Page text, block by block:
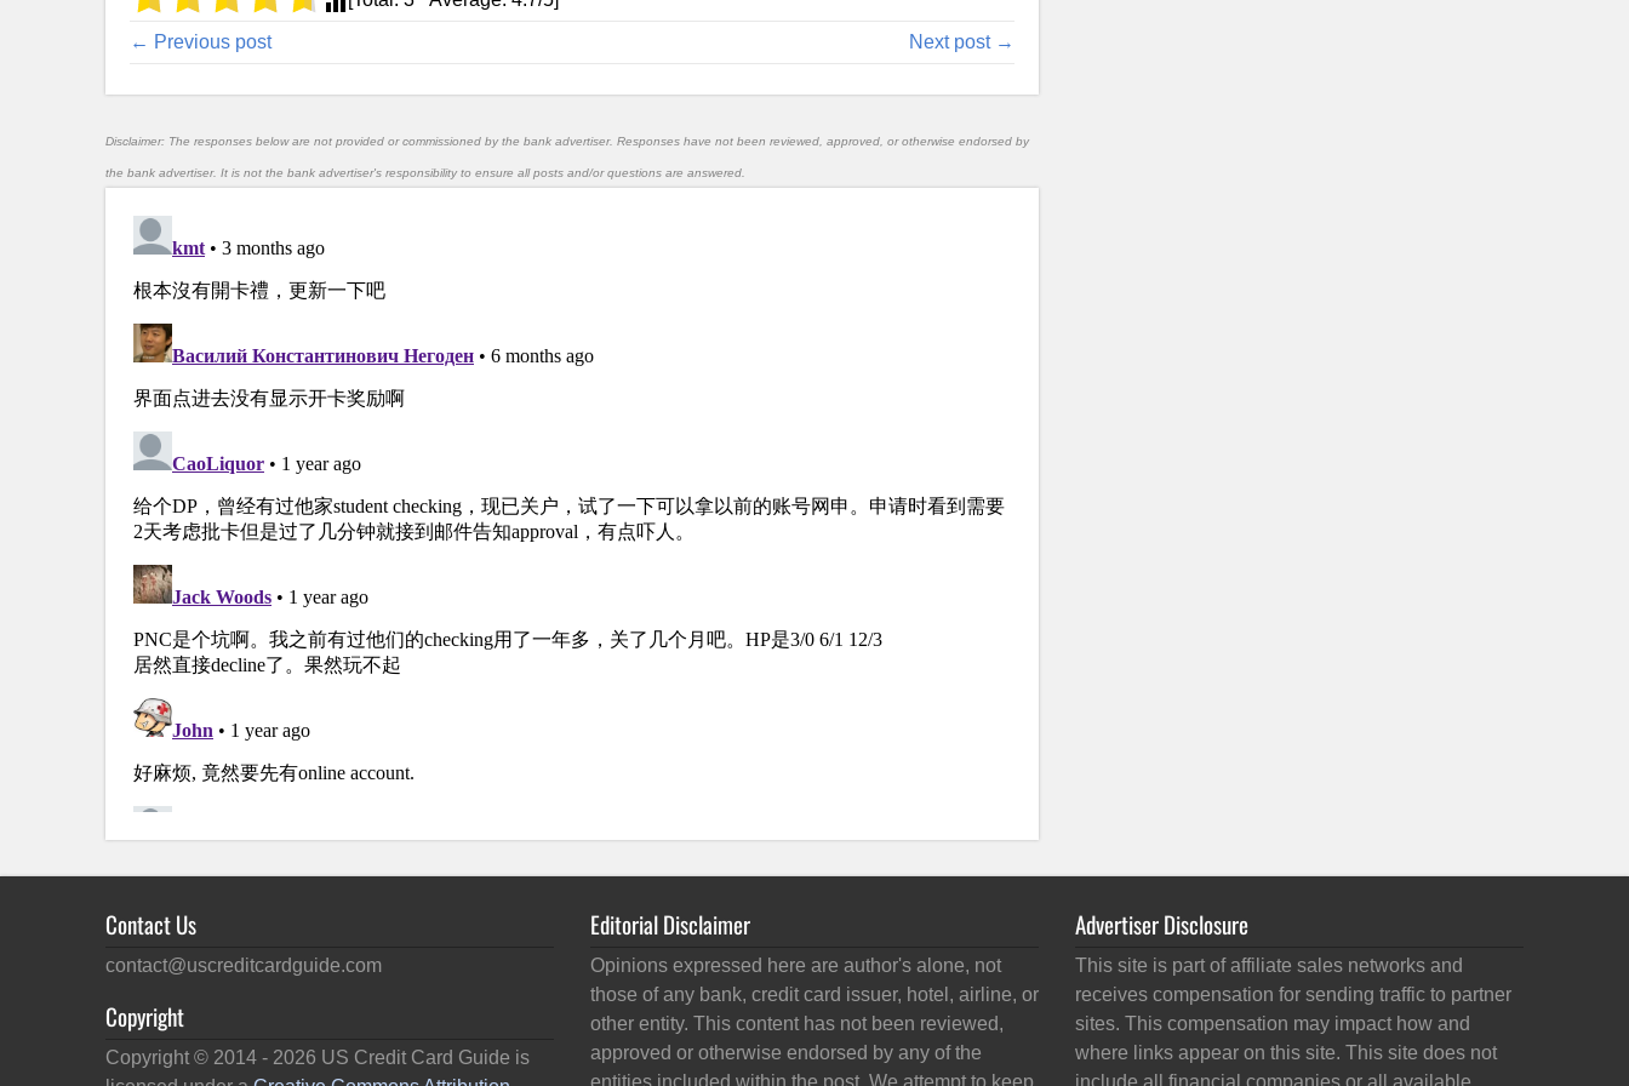
← Previous post Next post →
Disclaimer: The responses below are not provided or commissioned by the bank advertiser. Responses have not been reviewed, approved, or otherwise endorsed by
the bank advertiser. It is not the bank advertiser's responsibility to ensure all posts and/or questions are answered.
Contact Us
contact@uscreditcardguide.com
Copyright
Copyright © 2014 - 2026 US Credit Card Guide is
Editorial Disclaimer
Opinions expressed here are author's alone, not
those of any bank, credit card issuer, hotel, airline, or
other entity. This content has not been reviewed,
approved or otherwise endorsed by any of the
entities included within the post. We attempt to keep
Advertiser Disclosure
This site is part of affiliate sales networks and
receives compensation for sending traffic to partner
sites. This compensation may impact how and
where links appear on this site. This site does not
include all financial companies or all available